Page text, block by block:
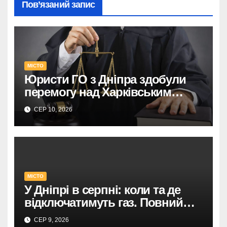
Пов’язаний запис
МІСТО
Юристи ГО з Дніпра здобули
перемогу над Харківським
адмінсудом у Верховному Суді.
СЕР 10, 2026
МІСТО
У Дніпрі в серпні: коли та де
відключатимуть газ. Повний
список адрес і термінів.
СЕР 9, 2026